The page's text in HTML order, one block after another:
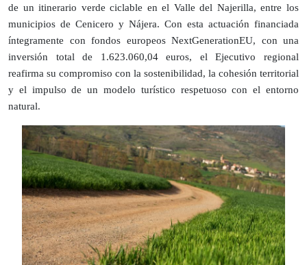
de un itinerario verde ciclable en el Valle del Najerilla, entre los
municipios de Cenicero y Nájera. Con esta actuación financiada
íntegramente con fondos europeos NextGenerationEU, con una
inversión total de 1.623.060,04 euros, el Ejecutivo regional
reafirma su compromiso con la sostenibilidad, la cohesión territorial
y el impulso de un modelo turístico respetuoso con el entorno
natural.